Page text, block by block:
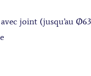
joint (jusqu’au